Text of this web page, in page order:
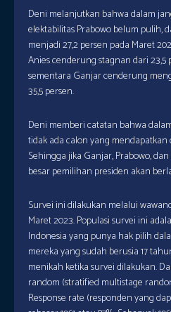
Deni melanjutkan bahwa dalam
elektabilitas Prabowo belum pulih,
menjadi 27,2 persen pada Maret
Anies cenderung stagnan dari 23,5
sementara Ganjar cenderung
35,5 persen.
Deni memberi catatan bahwa
tidak ada calon yang
Sehingga jika Ganjar, Prabowo,
besar pemilihan presiden akan
Survei ini dilakukan melalui
Maret 2023. Populasi survei ini
Indonesia yang punya hak pilih
mereka yang sudah berusia 17
menikah ketika survei dilakukan.
random (stratified multistage
Response rate (responden yang